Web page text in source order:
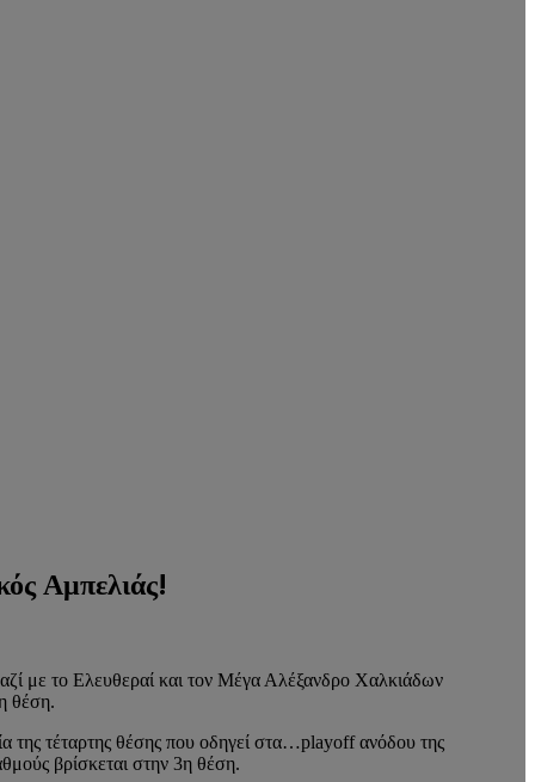
Αμπελιάς!
με το Ελευθεραί και τον Μέγα Αλέξανδρο Χαλκιάδων
θέση.
της τέταρτης θέσης που οδηγεί στα…playoff ανόδου της
βρίσκεται στην 3η θέση.